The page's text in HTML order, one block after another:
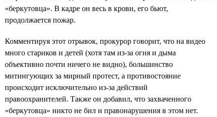
«беркутовца». В кадре он весь в крови, его бьют,
продолжается пожар.
Комментируя этот отрывок, прокурор говорит, что на видео
много стариков и детей (хотя там из-за огня и дыма
объективно почти ничего не видно), большинство
митингующих за мирный протест, а противостояние
происходит исключительно из-за действий
правоохранителей. Также он добавил, что захваченного
«беркутовца» никто не бил и правонарушения в этом нет.